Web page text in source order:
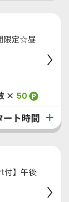
限定☆昼
× 50 P
ート時間
付】午後